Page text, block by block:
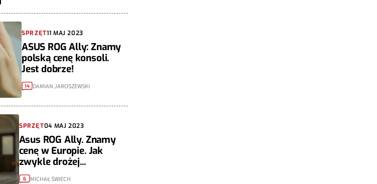
SPRZĘT11 MAJ 2023
ASUS ROG Ally: Znamy
polską cenę konsoli.
Jest dobrze!
14 DAMIAN JAROSZEWSKI
SPRZĘT04 MAJ 2023
Asus ROG Ally. Znamy
cenę w Europie. Jak
zwykle drożej...
6 MICHAŁ ŚWIECH